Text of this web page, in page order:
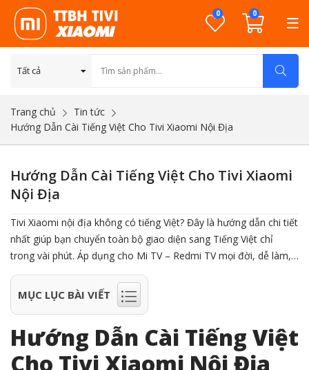
0 0
Trang chủ
Tin tức
Hướng Dẫn Cài Tiếng Việt Cho Tivi Xiaomi Nội Địa
Hướng Dẫn Cài Tiếng Việt Cho Tivi Xiaomi
Nội Địa
Tivi Xiaomi nội địa không có tiếng Việt? Đây là hướng dẫn chi tiết
nhất giúp bạn chuyển toàn bộ giao diện sang Tiếng Việt chỉ
trong vài phút. Áp dụng cho Mi TV – Redmi TV mọi đời, dễ làm,
an toàn, ai cũng tự làm được tại nhà.
MỤC LỤC BÀI VIẾT
Hướng Dẫn Cài Tiếng Việt
Cho Tivi Xiaomi Nội Địa